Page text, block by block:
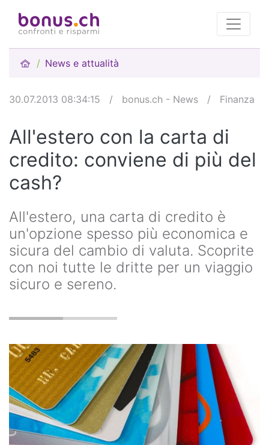
News e attualità
30.07.2013 08:34:15 / bonus.ch - News / Finanza
All'estero con la carta di
credito: conviene di più del
cash?
All'estero, una carta di credito è
un'opzione spesso più economica e
sicura del cambio di valuta. Scoprite
con noi tutte le dritte per un viaggio
sicuro e sereno.